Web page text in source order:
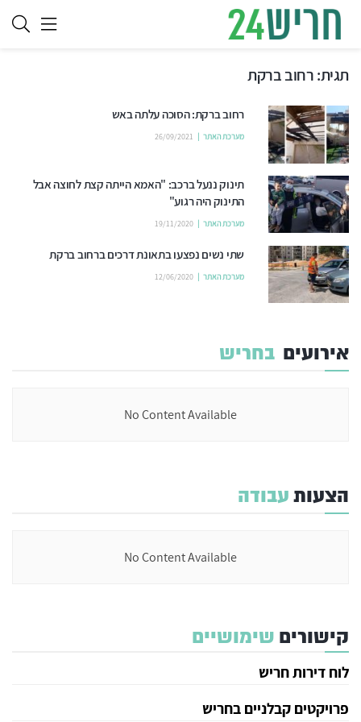
תגית:רחוב ברקת
רחוב ברקת: הסוכה עלתה באש
מערכת האתר 26/09/2021
תינוק ננעל ברכב: "האמא הייתה קצת לחוצה אבל
התינוק היה רגוע"
מערכת האתר 19/11/2020
שתי נשים נפצעו בתאונת דרכים ברחוב ברקת
מערכת האתר 12/06/2020
אירועים בחריש
No Content Available
הצעותעבודה
No Content Available
קישורים שימושיים
לוח דירות חריש
פרויקטים קבלניים בחריש